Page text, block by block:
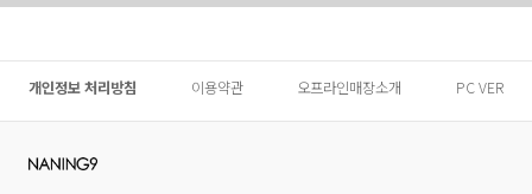
개인정보 처리방침 이용약관 오프라인매장소개 PC VER